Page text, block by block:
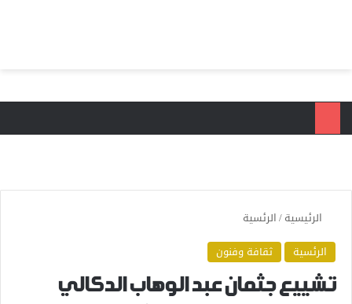
الرئيسية/الرئسية
الرئسية
ثقافة وفنون
تشييع جثمان عبد الوهاب الدكالي